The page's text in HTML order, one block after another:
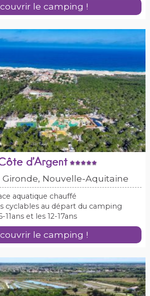
le camping !
d’Argent
Gironde, Nouvelle-Aquitaine
aquatique chauffé
cyclables au départ du camping
et les 12-17ans
le camping !